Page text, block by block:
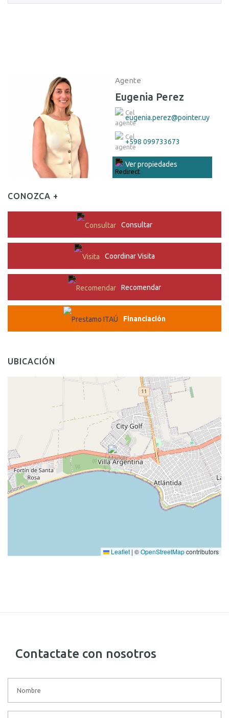
Agente
Eugenia Perez
eugenia.perez@pointer.uy
+598 099733673
Ver propiedades
CONOZCA +
Consultar
Coordinar Visita
Recomendar
Financiación
UBICACIÓN
Leaflet | ©OpenStreetMapcontributors
Contactate con nosotros